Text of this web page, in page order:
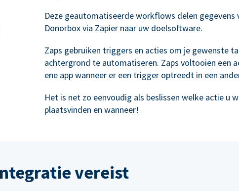
Deze geautomatiseerde workflows delen gegevens
Donorbox via Zapier naar uw doelsoftware.
Zaps gebruiken triggers en acties om je gewenste
achtergrond te automatiseren. Zaps voltooien een
ene app wanneer er een trigger optreedt in een
Het is net zo eenvoudig als beslissen welke actie u
plaatsvinden en wanneer!
vereist